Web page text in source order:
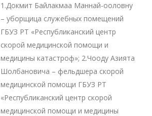
1.Докмит Байлакмаа Маннай-ооловну
– уборщица служебных помещений
ГБУЗ РТ «Республиканский центр
скорой медицинской помощи и
медицины катастроф»; 2.Чооду Азията
Шолбановича – фельдшера скорой
медицинской помощи ГБУЗ РТ
«Республиканский центр скорой
медицинской помощи и медицины